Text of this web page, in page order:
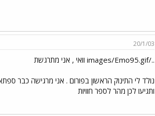
20/1/03
../images/Emo95.gif וואי , אני מתרגשת
נולד לי התינוק הראשון בפורום . אני מרגישה כבר
ותגיעו לכן מהר לספר חוויות